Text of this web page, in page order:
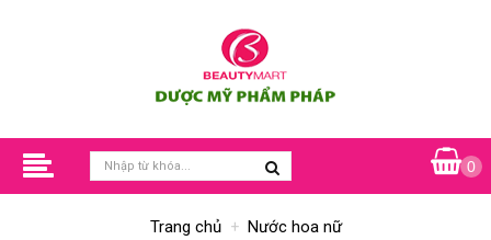
0
Trang chủ Nước hoa nữ